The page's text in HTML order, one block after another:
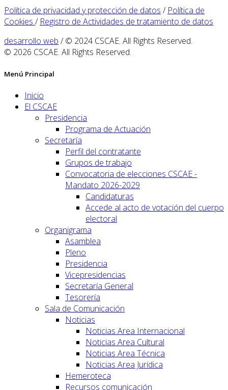
Política de privacidad y protección de datos / Política de
Cookies / Registro de Actividades de tratamiento de datos
desarrollo web / © 2024 CSCAE. All Rights Reserved.
© 2026 CSCAE. All Rights Reserved.
Menú Principal
Inicio
El CSCAE
Presidencia
Programa de Actuación
Secretaría
Perfil del contratante
Grupos de trabajo
Convocatoria de elecciones CSCAE -
Mandato 2026-2029
Candidaturas
Accede al acto de votación del cuerpo
electoral
Organigrama
Asamblea
Pleno
Presidencia
Vicepresidencias
Secretaría General
Tesorería
Sala de Comunicación
Noticias
Noticias Area Internacional
Noticias Area Cultural
Noticias Area Técnica
Noticias Area Jurídica
Hemeroteca
Recursos comunicación